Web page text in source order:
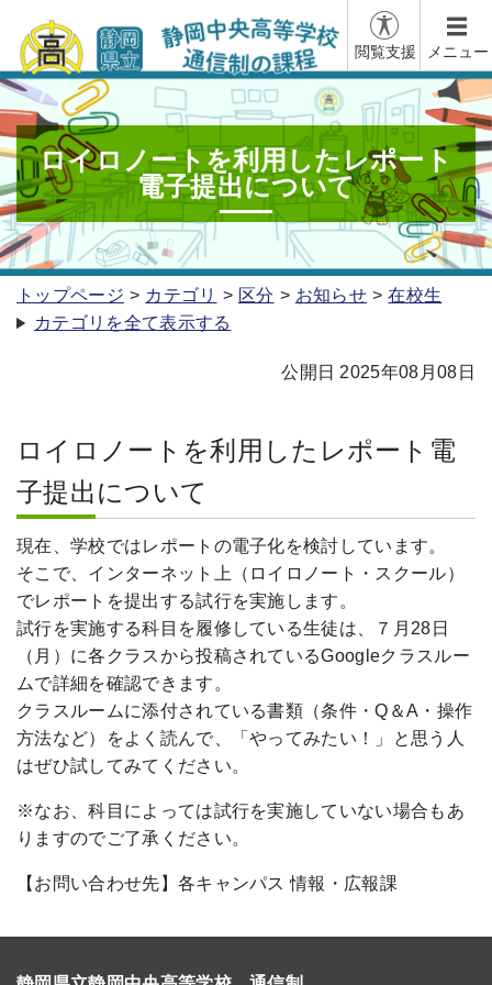
閲覧支援 メニュー
ロイロノートを利用したレポート
電子提出について
トップページ カテゴリ 区分 お知らせ
在校生
カテゴリを全て表示する
公開日 2025年08月08日
ロイロノートを利用したレポート電
子提出について
現在、学校ではレポートの電子化を検討しています。
そこで、インターネット上（ロイロノート・スクール）
でレポートを提出する試行を実施します。
試行を実施する科目を履修している生徒は、７月28日
（月）に各クラスから投稿されているGoogleクラスルー
ムで詳細を確認できます。
クラスルームに添付されている書類（条件・Q＆A・操作
方法など）をよく読んで、「やってみたい！」と思う人
はぜひ試してみてください。
※なお、科目によっては試行を実施していない場合もあ
りますのでご了承ください。
【お問い合わせ先】各キャンパス 情報・広報課